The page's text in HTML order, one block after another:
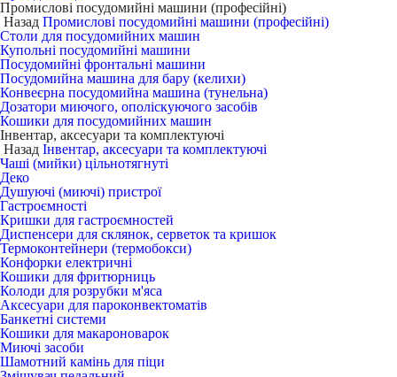
Промислові посудомийні машини (професійні)
Назад Промислові посудомийні машини (професійні)
Столи для посудомийних машин
Купольні посудомийні машини
Посудомийні фронтальні машини
Посудомийна машина для бару (келихи)
Конвеєрна посудомийна машина (тунельна)
Дозатори миючого, ополіскуючого засобів
Кошики для посудомийних машин
Інвентар, аксесуари та комплектуючі
Назад Інвентар, аксесуари та комплектуючі
Чаші (мийки) цільнотягнуті
Деко
Душуючі (миючі) пристрої
Гастроємності
Кришки для гастроємностей
Диспенсери для склянок, серветок та кришок
Термоконтейнери (термобокси)
Конфорки електричні
Кошики для фритюрниць
Колоди для розрубки м'яса
Аксесуари для пароконвектоматів
Банкетні системи
Кошики для макароноварок
Миючі засоби
Шамотний камінь для піци